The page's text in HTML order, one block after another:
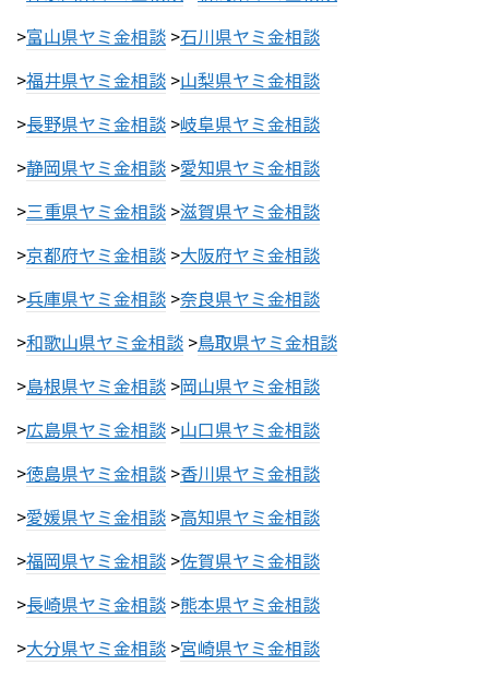
>富山県ヤミ金相談 >石川県ヤミ金相談
>福井県ヤミ金相談 >山梨県ヤミ金相談
>長野県ヤミ金相談 >岐阜県ヤミ金相談
>静岡県ヤミ金相談 >愛知県ヤミ金相談
>三重県ヤミ金相談 >滋賀県ヤミ金相談
>京都府ヤミ金相談 >大阪府ヤミ金相談
>兵庫県ヤミ金相談 >奈良県ヤミ金相談
>和歌山県ヤミ金相談 >鳥取県ヤミ金相談
>島根県ヤミ金相談 >岡山県ヤミ金相談
>広島県ヤミ金相談 >山口県ヤミ金相談
>徳島県ヤミ金相談 >香川県ヤミ金相談
>愛媛県ヤミ金相談 >高知県ヤミ金相談
>福岡県ヤミ金相談 >佐賀県ヤミ金相談
>長崎県ヤミ金相談 >熊本県ヤミ金相談
>大分県ヤミ金相談 >宮崎県ヤミ金相談